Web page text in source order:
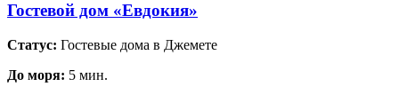
Гостевой дом «Евдокия»
Статус: Гостевые дома в Джемете
До моря: 5 мин.